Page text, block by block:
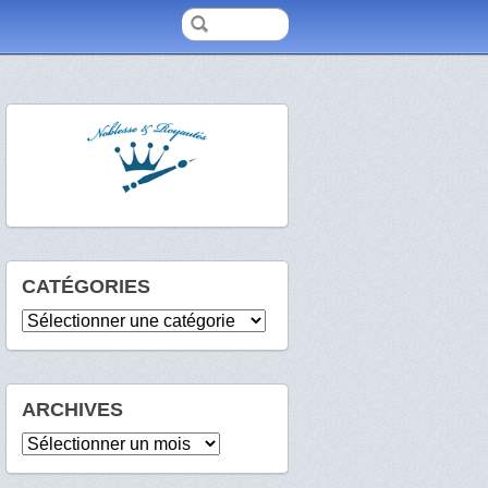
CATÉGORIES
Catégories
ARCHIVES
Archives